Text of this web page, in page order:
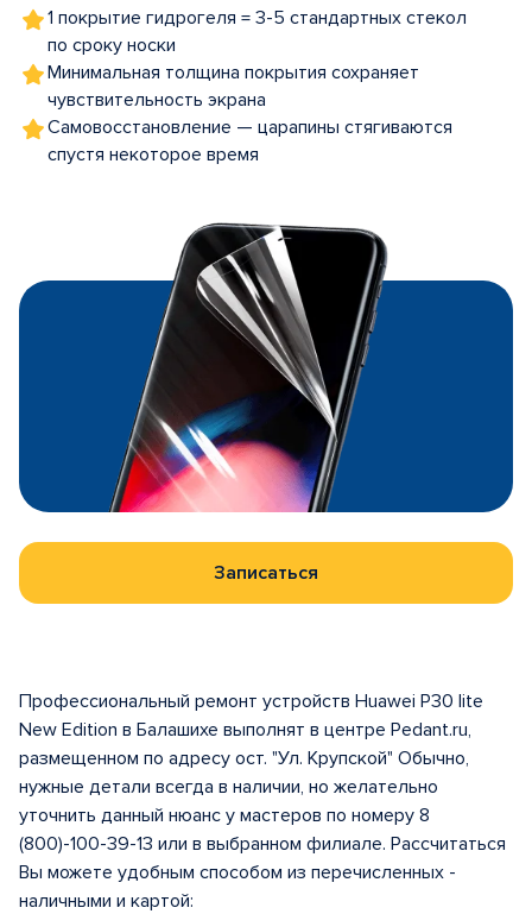
1 покрытие гидрогеля = 3-5 стандартных стекол
по сроку носки
Минимальная толщина покрытия сохраняет
чувствительность экрана
Самовосстановление — царапины стягиваются
спустя некоторое время
Записаться
Профессиональный ремонт устройств Huawei P30 lite
New Edition в Балашихе выполнят в центре Pedant.ru,
размещенном по адресу ост. "Ул. Крупской" Обычно,
нужные детали всегда в наличии, но желательно
уточнить данный нюанс у мастеров по номеру 8
(800)-100-39-13 или в выбранном филиале. Рассчитаться
Вы можете удобным способом из перечисленных -
наличными и картой: